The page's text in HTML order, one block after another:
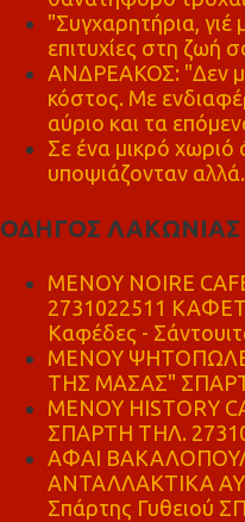
"Συγχαρητήρια, γιέ
επιτυχίες στη ζωή
ΑΝΔΡΕΑΚΟΣ: "Δεν με
κόστος. Με
αύριο και τα
Σε ένα μικρό
υποψιάζονταν
ΟΔΗΓΟΣ ΛΑΚΩΝΙΑΣ
MENOY NOIRE
2731022511
Καφέδες -
ΜΕΝΟΥ
ΤΗΣ ΜΑΣΑΣ"
ΜΕΝΟΥ HISTORY
ΣΠΑΡΤΗ ΤΗΛ. 27310
ΑΦΑΙ
ΑΝΤΑΛΛΑΚΤΙΚΑ
Σπάρτης Γυθειού